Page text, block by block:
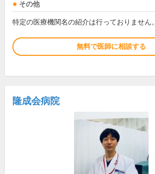
その他
特定の医療機関名の紹介は行っておりません。
無料で医師に相談する
隆成会病院